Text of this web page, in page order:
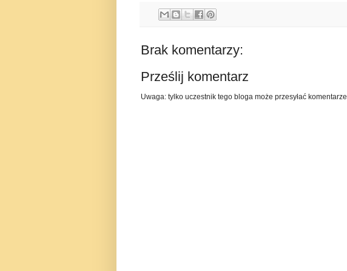
Brak komentarzy:
Prześlij komentarz
Uwaga: tylko uczestnik tego bloga może przesyłać komentarze.